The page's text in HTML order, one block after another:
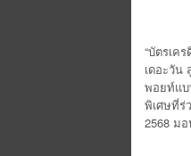
“บัตรเค
เดอะวัน
พอยท์แบ
พิเศษที่ร่
2568 ม